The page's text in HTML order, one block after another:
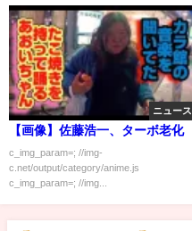
ニュース
【画像】佐藤浩一、ターボ老化
c_img_param=; //img-
c.net/output/category/anime.js
c_img_param=; //img...